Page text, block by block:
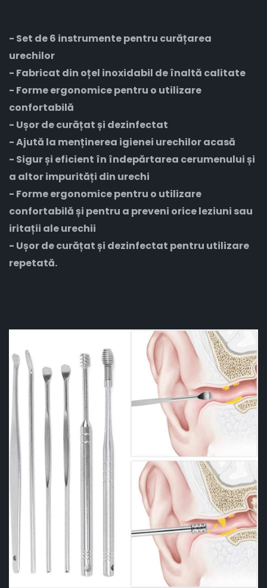
- Set de 6 instrumente pentru curățarea
urechilor
- Fabricat din oțel inoxidabil de înaltă calitate
- Forme ergonomice pentru o utilizare
confortabilă
- Ușor de curățat și dezinfectat
- Ajută la menținerea igienei urechilor acasă
- Sigur și eficient în îndepărtarea cerumenului și
a altor impurități din urechi
- Forme ergonomice pentru o utilizare
confortabilă și pentru a preveni orice leziuni sau
iritații ale urechii
- Ușor de curățat și dezinfectat pentru utilizare
repetată.